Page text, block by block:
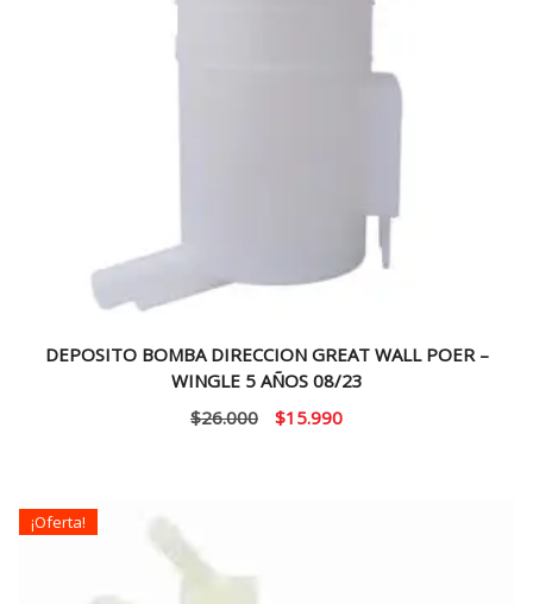
DEPOSITO BOMBA DIRECCION GREAT WALL POER –
WINGLE 5 AÑOS 08/23
$26.000
El
$15.990El
¡Oferta!